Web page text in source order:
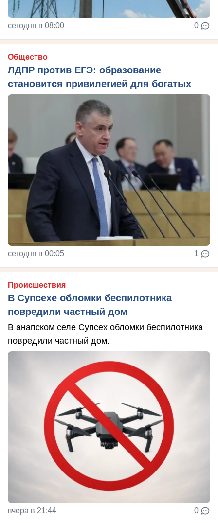
сегодня в 08:00 0
Общество
ЛДПР против ЕГЭ: образование
становится привилегией для богатых
сегодня в 00:05 1
Происшествия
В Супсехе обломки беспилотника
повредили частный дом
В анапском селе Супсех обломки беспилотника
повредили частный дом.
вчера в 21:44 0